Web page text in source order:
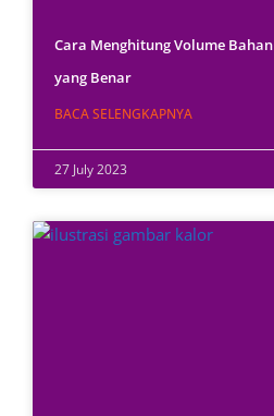
Cara Menghitung Volume
yang Benar
BACA SELENGKAPNYA
27 July 2023